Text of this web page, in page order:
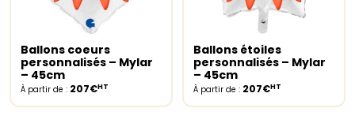
Select options
Ballons coeurs
personnalisés – Mylar
– 45cm
À partir de : 207€HT
Select options
Ballons étoiles
personnalisés – Mylar
– 45cm
À partir de : 207€HT